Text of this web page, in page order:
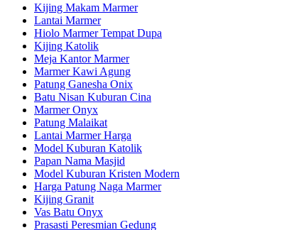
Kijing Makam Marmer
Lantai Marmer
Hiolo Marmer Tempat Dupa
Kijing Katolik
Meja Kantor Marmer
Marmer Kawi Agung
Patung Ganesha Onix
Batu Nisan Kuburan Cina
Marmer Onyx
Patung Malaikat
Lantai Marmer Harga
Model Kuburan Katolik
Papan Nama Masjid
Model Kuburan Kristen Modern
Harga Patung Naga Marmer
Kijing Granit
Vas Batu Onyx
Prasasti Peresmian Gedung